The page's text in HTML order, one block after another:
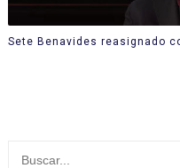
Sete Benavides reasignado